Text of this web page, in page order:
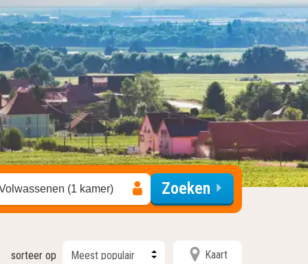
(1 kamer) Zoeken
sorteer op Kaart